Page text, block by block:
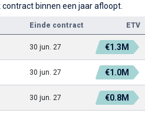
binnen een jaar afloopt.
Einde contract
ETV
30 jun. 27 €1.3M
30 jun. 27 €1.0M
30 jun. 27 €0.8M